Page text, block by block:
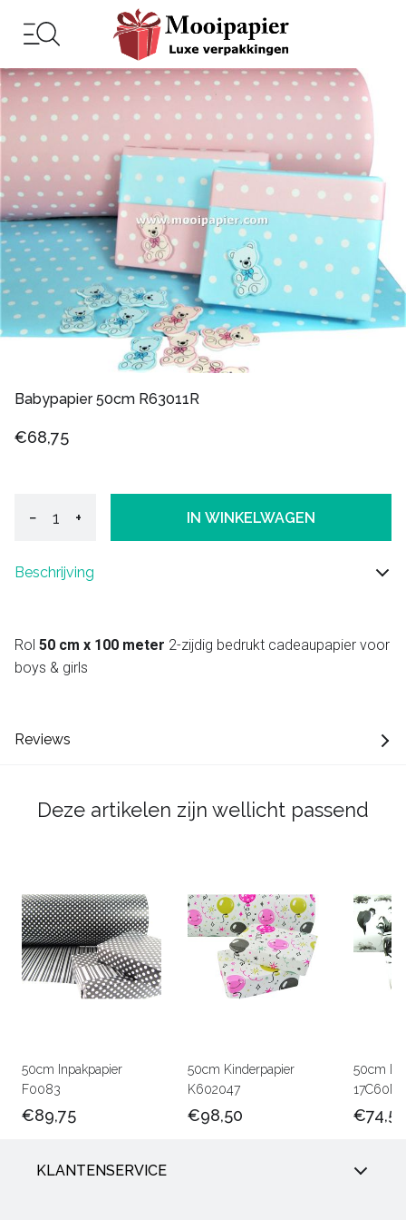
Babypapier 50cm R63011R
€68,75
− + IN WINKELWAGEN
Beschrijving
Rol 50 cm x 100 meter 2-zijdig bedrukt cadeaupapier voor
boys & girls
Reviews
Deze artikelen zijn wellicht passend
50cm Inpakpapier
F0083
€89,75
50cm Kinderpapier
K602047
€98,50
50cm
€74,50
KLANTENSERVICE